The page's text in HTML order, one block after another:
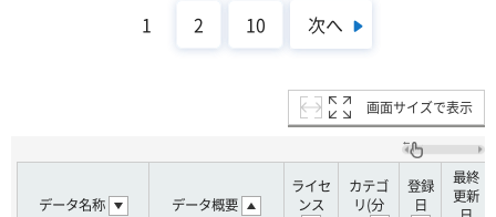
1 2 10 次へ
画面サイズで表示
データ名称 データ概要
ライセ
ンス
カテゴ
リ(分
登録
日
最終
更新